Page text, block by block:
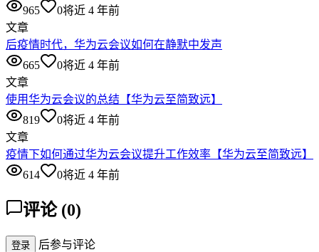
965 0将近 4 年前
文章
后疫情时代，华为云会议如何在静默中发声
665
0将近 4 年前
文章
使用华为云会议的总结【华为云至简致远】
819
0将近 4 年前
文章
疫情下如何通过华为云会议提升工作效率【华为云至简致远】
614
0将近 4 年前
评论 (0)
登录 后参与评论